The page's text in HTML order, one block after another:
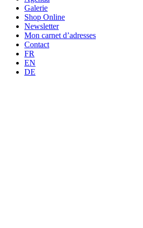
Galerie
Shop Online
Newsletter
Mon carnet d’adresses
Contact
FR
EN
DE